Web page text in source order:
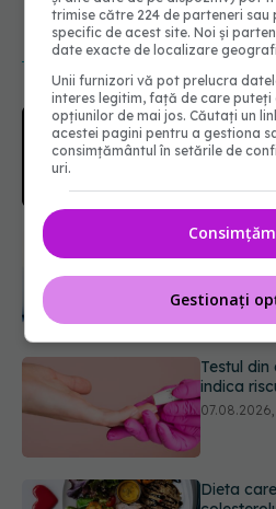
NOUTĂȚI
prevenite.
Testul din
indica
Dieta
07.08.2026,
PNRR:
trimise către 224 de parteneri
specific de acest site. Noi și
date exacte de localizare
Unii furnizori vă pot prelucra
interes legitim, față de care
opțiunilor de mai jos. Căutați un
acestei pagini pentru a gestiona
consimțământul în setările de
uri.
Gestionați